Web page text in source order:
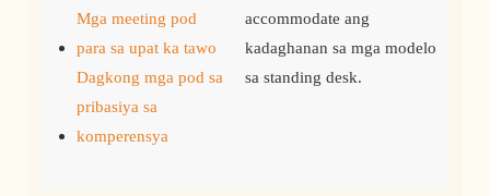
Mga meeting pod
para sa upat ka tawo
Dagkong mga pod sa
pribasiya sa
komperensya
accommodate ang
kadaghanan sa mga modelo
sa standing desk.